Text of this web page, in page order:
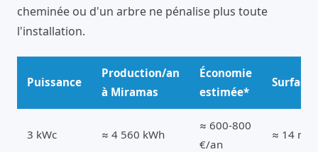
cheminée ou d'un arbre ne pénalise plus toute
l'installation.
Puissance
Production/an
à Miramas
Économie
estimée*
Surface
3 kWc ≈ 4 560 kWh
≈ 600-800
€/an
≈ 14 m²